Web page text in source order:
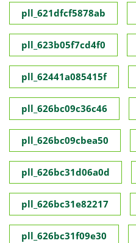
pll_621dfcf5878ab
pll_623b05f7cd4f0
pll_62441a085415f
pll_626bc09c36c46
pll_626bc09cbea50
pll_626bc31d06a0d
pll_626bc31e82217
pll_626bc31f09e30